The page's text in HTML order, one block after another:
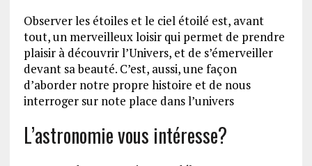
Observer les étoiles et le ciel étoilé est, avant
tout, un merveilleux loisir qui permet de prendre
plaisir à découvrir l’Univers, et de s’émerveiller
devant sa beauté. C’est, aussi, une façon
d’aborder notre propre histoire et de nous
interroger sur note place dans l’univers
L’astronomie vous intéresse?